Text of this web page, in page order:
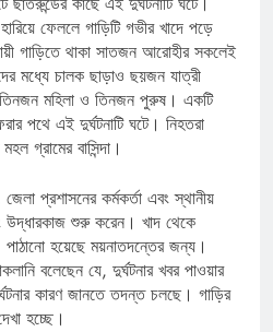
ফেললে গাড়িটি গভীর খাদে পড়ে
গাড়িতে থাকা সাতজন আরোহীর সকলেই
মধ্যে চালক ছাড়াও ছয়জন যাত্রী
তিনজন মহিলা ও তিনজন পুরুষ। একটি
পথে এই দুর্ঘটনাটি ঘটে। নিহতরা
গ্রামের বাসিন্দা।
প্রশাসনের কর্মকর্তা এবং স্থানীয়
উদ্ধারকাজ শুরু করেন। খাদ থেকে
হয়েছে ময়নাতদন্তের জন্য।
বলেছেন যে, দুর্ঘটনার খবর পাওয়ার
কারণ জানতে তদন্ত চলছে। গাড়ির
হচ্ছে।